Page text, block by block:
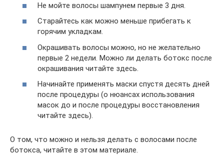
Не мойте волосы шампунем первые 3 дня.
Старайтесь как можно меньше прибегать к
горячим укладкам.
Окрашивать волосы можно, но не желательно
первые 2 недели. Можно ли делать ботокс после
окрашивания читайте здесь.
Начинайте применять маски спустя десять дней
после процедуры (о нюансах использования
масок до и после процедуры восстановления
читайте здесь).
О том, что можно и нельзя делать с волосами после
ботокса, читайте в этом материале.